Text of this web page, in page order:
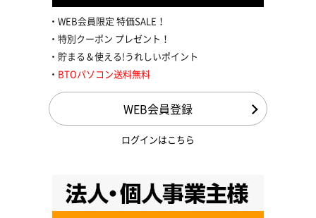
WEB会員限定 特価SALE！
特別クーポン プレゼント！
貯まる＆使える!うれしいポイント
BTOパソコン送料無料
WEB会員登録
ログインはこちら